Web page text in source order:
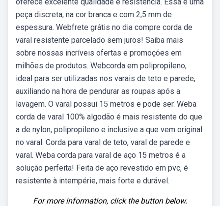
peça discreta, na cor branca e com 2,5 mm de
espessura. Webfrete grátis no dia compre corda de
varal resistente parcelado sem juros! Saiba mais
sobre nossas incríveis ofertas e promoções em
milhões de produtos. Webcorda em polipropileno,
ideal para ser utilizadas nos varais de teto e parede,
auxiliando na hora de pendurar as roupas após a
lavagem. O varal possui 15 metros e pode ser. Weba
corda de varal 100% algodão é mais resistente do que
a de nylon, polipropileno e inclusive a que vem original
no varal. Corda para varal de teto, varal de parede e
varal. Weba corda para varal de aço 15 metros é a
solução perfeita! Feita de aço revestido em pvc, é
resistente à intempérie, mais forte e durável.
For more information, click the button below.